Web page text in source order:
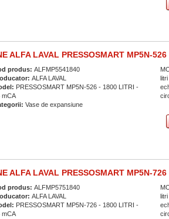
ALFA LAVAL PRESSOSMART MP5N-
produs:ALFMP5541840
ALFA LAVAL
PRESSOSMART MP5N-526 - 1800 LITRI -
mCA
Vase de expansiune
ALFA LAVAL PRESSOSMART MP5N-
produs:ALFMP5751840
ALFA LAVAL
PRESSOSMART MP5N-726 - 1800 LITRI -
mCA